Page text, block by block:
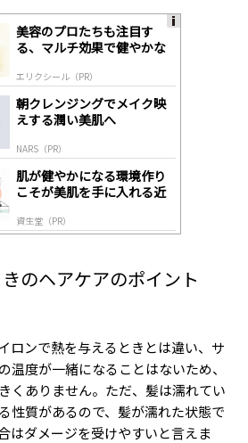
美容のプロたちも注目す
る、マルチ効果で健やかな
エリクシール（PR）
朝クレンジングでメイク映
えする潤い美肌へ
NARS（PR）
肌が健やかになる環境作り
こそが美肌を手に入れる近
資生堂（PR）
のヘアケアのポイント
ロンで熱を与えるときとは違い、サ
温度が一緒になることはないため、
くありません。ただ、髪は濡れてい
性質があるので、髪が濡れた状態で
はダメージを受けやすいと言えま